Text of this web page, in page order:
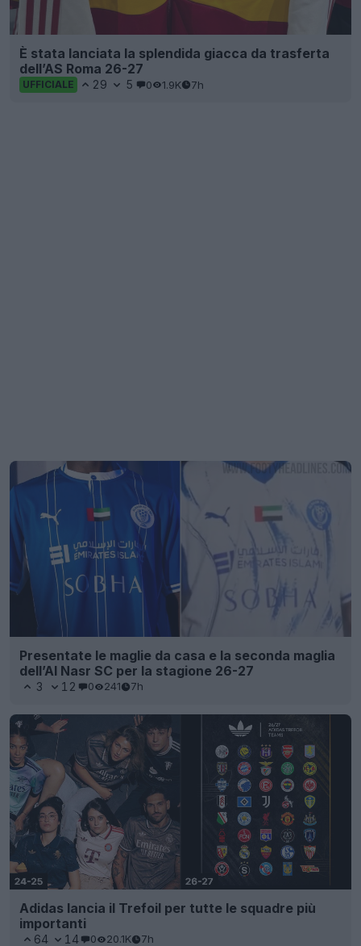
È stata lanciata la splendida giacca da trasferta
dell’AS Roma 26-27
UFFICIALE 29 5 0 1.9K 7h
Presentate le maglie da casa e la seconda maglia
dell’Al Nasr SC per la stagione 26-27
3 12 0 241 7h
Adidas lancia il Trefoil per tutte le squadre più
importanti
64 14 0 20.1K 7h